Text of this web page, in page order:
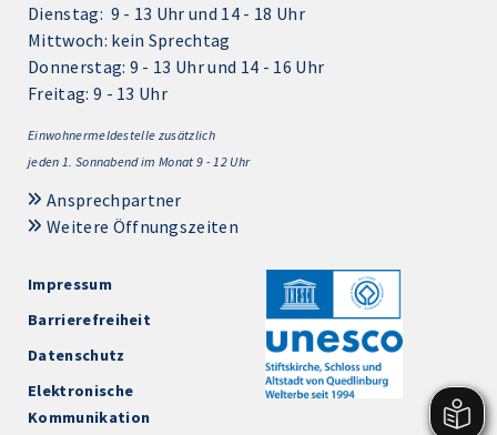
Dienstag: 9 - 13 Uhr und 14 - 18 Uhr
Mittwoch: kein Sprechtag
Donnerstag: 9 - 13 Uhr und 14 - 16 Uhr
Freitag: 9 - 13 Uhr
Einwohnermeldestelle zusätzlich
jeden 1. Sonnabend im Monat 9 - 12 Uhr
Ansprechpartner
Weitere Öffnungszeiten
Impressum
Barrierefreiheit
Datenschutz
Elektronische
Kommunikation